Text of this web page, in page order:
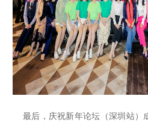
最后，庆祝新年论坛（深圳站）